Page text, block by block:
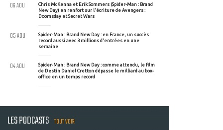
Chris McKenna et Erik Sommers (Spider-Man : Brand
New Day) en renfort sur l'écriture de Avengers :
Doomsday et Secret Wars
06 AOU
Spider-Man : Brand New Day : en France, un succès
record aussi avec 3 millions d'entrées en une
semaine
05 AOU
Spider-Man : Brand New Day : comme attendu, le film
de Destin Daniel Cretton dépasse le milliard au box-
office en un temps record
04 AOU
LES PODCASTS TOUT VOIR